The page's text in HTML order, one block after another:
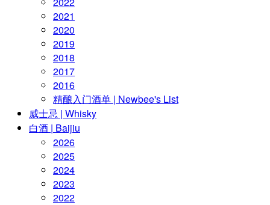
2021
2020
2019
2018
2017
2016
精酿入门酒单 | Newbee's List
威士忌 | Whisky
白酒 | Baijiu
2026
2025
2024
2023
2022